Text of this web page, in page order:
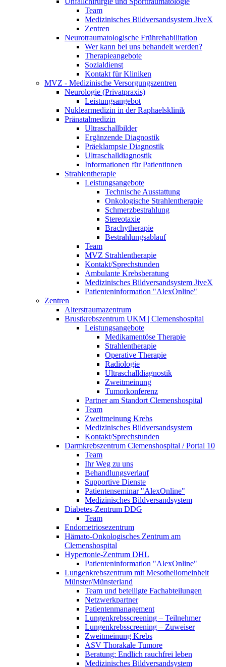
Team
Medizinisches Bildversandsystem JiveX
Zentren
Neurotraumatologische Frührehabilitation
Wer kann bei uns behandelt werden?
Therapieangebote
Sozialdienst
Kontakt für Kliniken
MVZ - Medizinische Versorgungszentren
Neurologie (Privatpraxis)
Leistungsangebot
Nuklearmedizin in der Raphaelsklinik
Pränatalmedizin
Ultraschallbilder
Ergänzende Diagnostik
Präeklampsie Diagnostik
Ultraschalldiagnostik
Informationen für Patientinnen
Strahlentherapie
Leistungsangebote
Technische Ausstattung
Onkologische Strahlentherapie
Schmerzbestrahlung
Stereotaxie
Brachytherapie
Bestrahlungsablauf
Team
MVZ Strahlentherapie
Kontakt/Sprechstunden
Ambulante Krebsberatung
Medizinisches Bildversandsystem JiveX
Patienteninformation "AlexOnline"
Zentren
Alterstraumazentrum
Brustkrebszentrum UKM | Clemenshospital
Leistungsangebote
Medikamentöse Therapie
Strahlentherapie
Operative Therapie
Radiologie
Ultraschalldiagnostik
Zweitmeinung
Tumorkonferenz
Partner am Standort Clemenshospital
Team
Zweitmeinung Krebs
Medizinisches Bildversandsystem
Kontakt/Sprechstunden
Darmkrebszentrum Clemenshospital / Portal 10
Team
Ihr Weg zu uns
Behandlungsverlauf
Supportive Dienste
Patientenseminar "AlexOnline"
Medizinisches Bildversandsystem
Diabetes-Zentrum DDG
Team
Endometriosezentrum
Hämato-Onkologisches Zentrum am
Clemenshospital
Hypertonie-Zentrum DHL
Patienteninformation "AlexOnline"
Lungenkrebszentrum mit Mesotheliomeinheit
Münster/Münsterland
Team und beteiligte Fachabteilungen
Netzwerkpartner
Patientenmanagement
Lungenkrebsscreening – Teilnehmer
Lungenkrebsscreening – Zuweiser
Zweitmeinung Krebs
ASV Thorakale Tumore
Beratung: Endlich rauchfrei leben
Medizinisches Bildversandsystem